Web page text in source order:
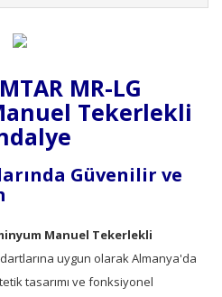
MR-LG
Tekerlekli
Güvenilir ve
Manuel Tekerlekli
uygun olarak Almanya'da
tasarımı ve fonksiyonel